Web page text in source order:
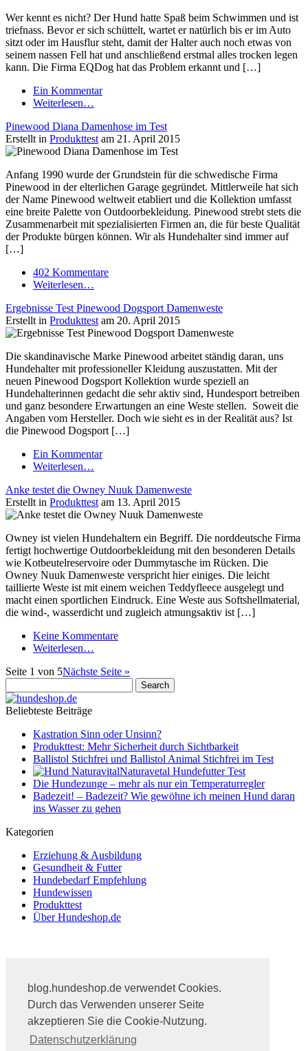
blog.hundeshop.de verwendet Cookies.
Durch das Verwenden unserer Seite
akzeptieren Sie die Cookie-Nutzung.
Datenschutzerklärung
Wer kennt es nicht? Der Hund hatte Spaß beim Schwimmen und ist
triefnass. Bevor er sich schüttelt, wartet er natürlich bis er im Auto
sitzt oder im Hausflur steht, damit der Halter auch noch etwas von
seinem nassen Fell hat und anschließend erstmal alles trocken legen
kann. Die Firma EQDog hat das Problem erkannt und […]
Ein Kommentar
Weiterlesen…
Pinewood Diana Damenhose im Test
Erstellt in Produkttest am 21. April 2015
Anfang 1990 wurde der Grundstein für die schwedische Firma
Pinewood in der elterlichen Garage gegründet. Mittlerweile hat sich
der Name Pinewood weltweit etabliert und die Kollektion umfasst
eine breite Palette von Outdoorbekleidung. Pinewood strebt stets die
Zusammenarbeit mit spezialisierten Firmen an, die für beste Qualität
der Produkte bürgen können. Wir als Hundehalter sind immer auf
[…]
402 Kommentare
Weiterlesen…
Ergebnisse Test Pinewood Dogsport Damenweste
Erstellt in Produkttest am 20. April 2015
Die skandinavische Marke Pinewood arbeitet ständig daran, uns
Hundehalter mit professioneller Kleidung auszustatten. Mit der
neuen Pinewood Dogsport Kollektion wurde speziell an
Hundehalterinnen gedacht die sehr aktiv sind, Hundesport betreiben
und ganz besondere Erwartungen an eine Weste stellen. Soweit die
Angaben vom Hersteller. Doch wie sieht es in der Realität aus? Ist
die Pinewood Dogsport […]
Ein Kommentar
Weiterlesen…
Anke testet die Owney Nuuk Damenweste
Erstellt in Produkttest am 13. April 2015
Owney ist vielen Hundehaltern ein Begriff. Die norddeutsche Firma
fertigt hochwertige Outdoorbekleidung mit den besonderen Details
wie Kotbeutelreservoire oder Dummytasche im Rücken. Die
Owney Nuuk Damenweste verspricht hier einiges. Die leicht
taillierte Weste ist mit einem weichen Teddyfleece ausgelegt und
macht einen sportlichen Eindruck. Eine Weste aus Softshellmaterial,
die wind-, wasserdicht und zugleich atmungsaktiv ist […]
Keine Kommentare
Weiterlesen…
Seite 1 von 5Nächste Seite »
Beliebteste Beiträge
Kastration Sinn oder Unsinn?
Produkttest: Mehr Sicherheit durch Sichtbarkeit
Ballistol Stichfrei und Ballistol Animal Stichfrei im Test
Naturavetal Hundefutter Test
Die Hundezunge – mehr als nur ein Temperaturregler
Badezeit! – Badezeit? Wie gewöhne ich meinen Hund daran
ins Wasser zu gehen
Kategorien
Erziehung & Ausbildung
Gesundheit & Futter
Hundebedarf Empfehlung
Hundewissen
Produkttest
Über Hundeshop.de
Hundeshop.de
Hundeshop.de
Stahlwerkstr. 34
57555 Mudersbach